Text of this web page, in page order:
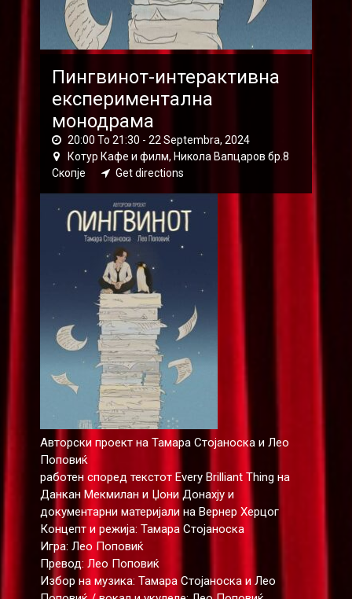
Пингвинот-интерактивна
експериментална
монодрама
20:00 To 21:30 - 22 Septembra, 2024
Котур Кафе и филм, Никола Вапцаров бр.8
Скопје
Get directions
Авторски проект на Тамара Стојаноска и Лео
Поповиќ
работен според текстот Every Brilliant Thing на
Данкан Мекмилан и Џони Донахју и
документарни материјали на Вернер Херцог
Концепт и режија: Тамара Стојаноска
Игра: Лео Поповиќ
Превод: Лео Поповиќ
Избор на музика: Тамара Стојаноска и Лео